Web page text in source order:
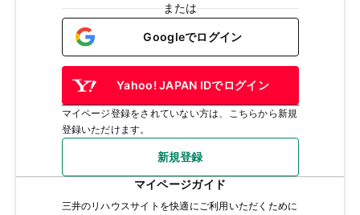
または
Googleでログイン
Yahoo! JAPAN IDでログイン
マイページ登録をされていない方は、こちらから新規
登録いただけます。
新規登録
マイページガイド
三井のリハウスサイトを快適にご利用いただくために